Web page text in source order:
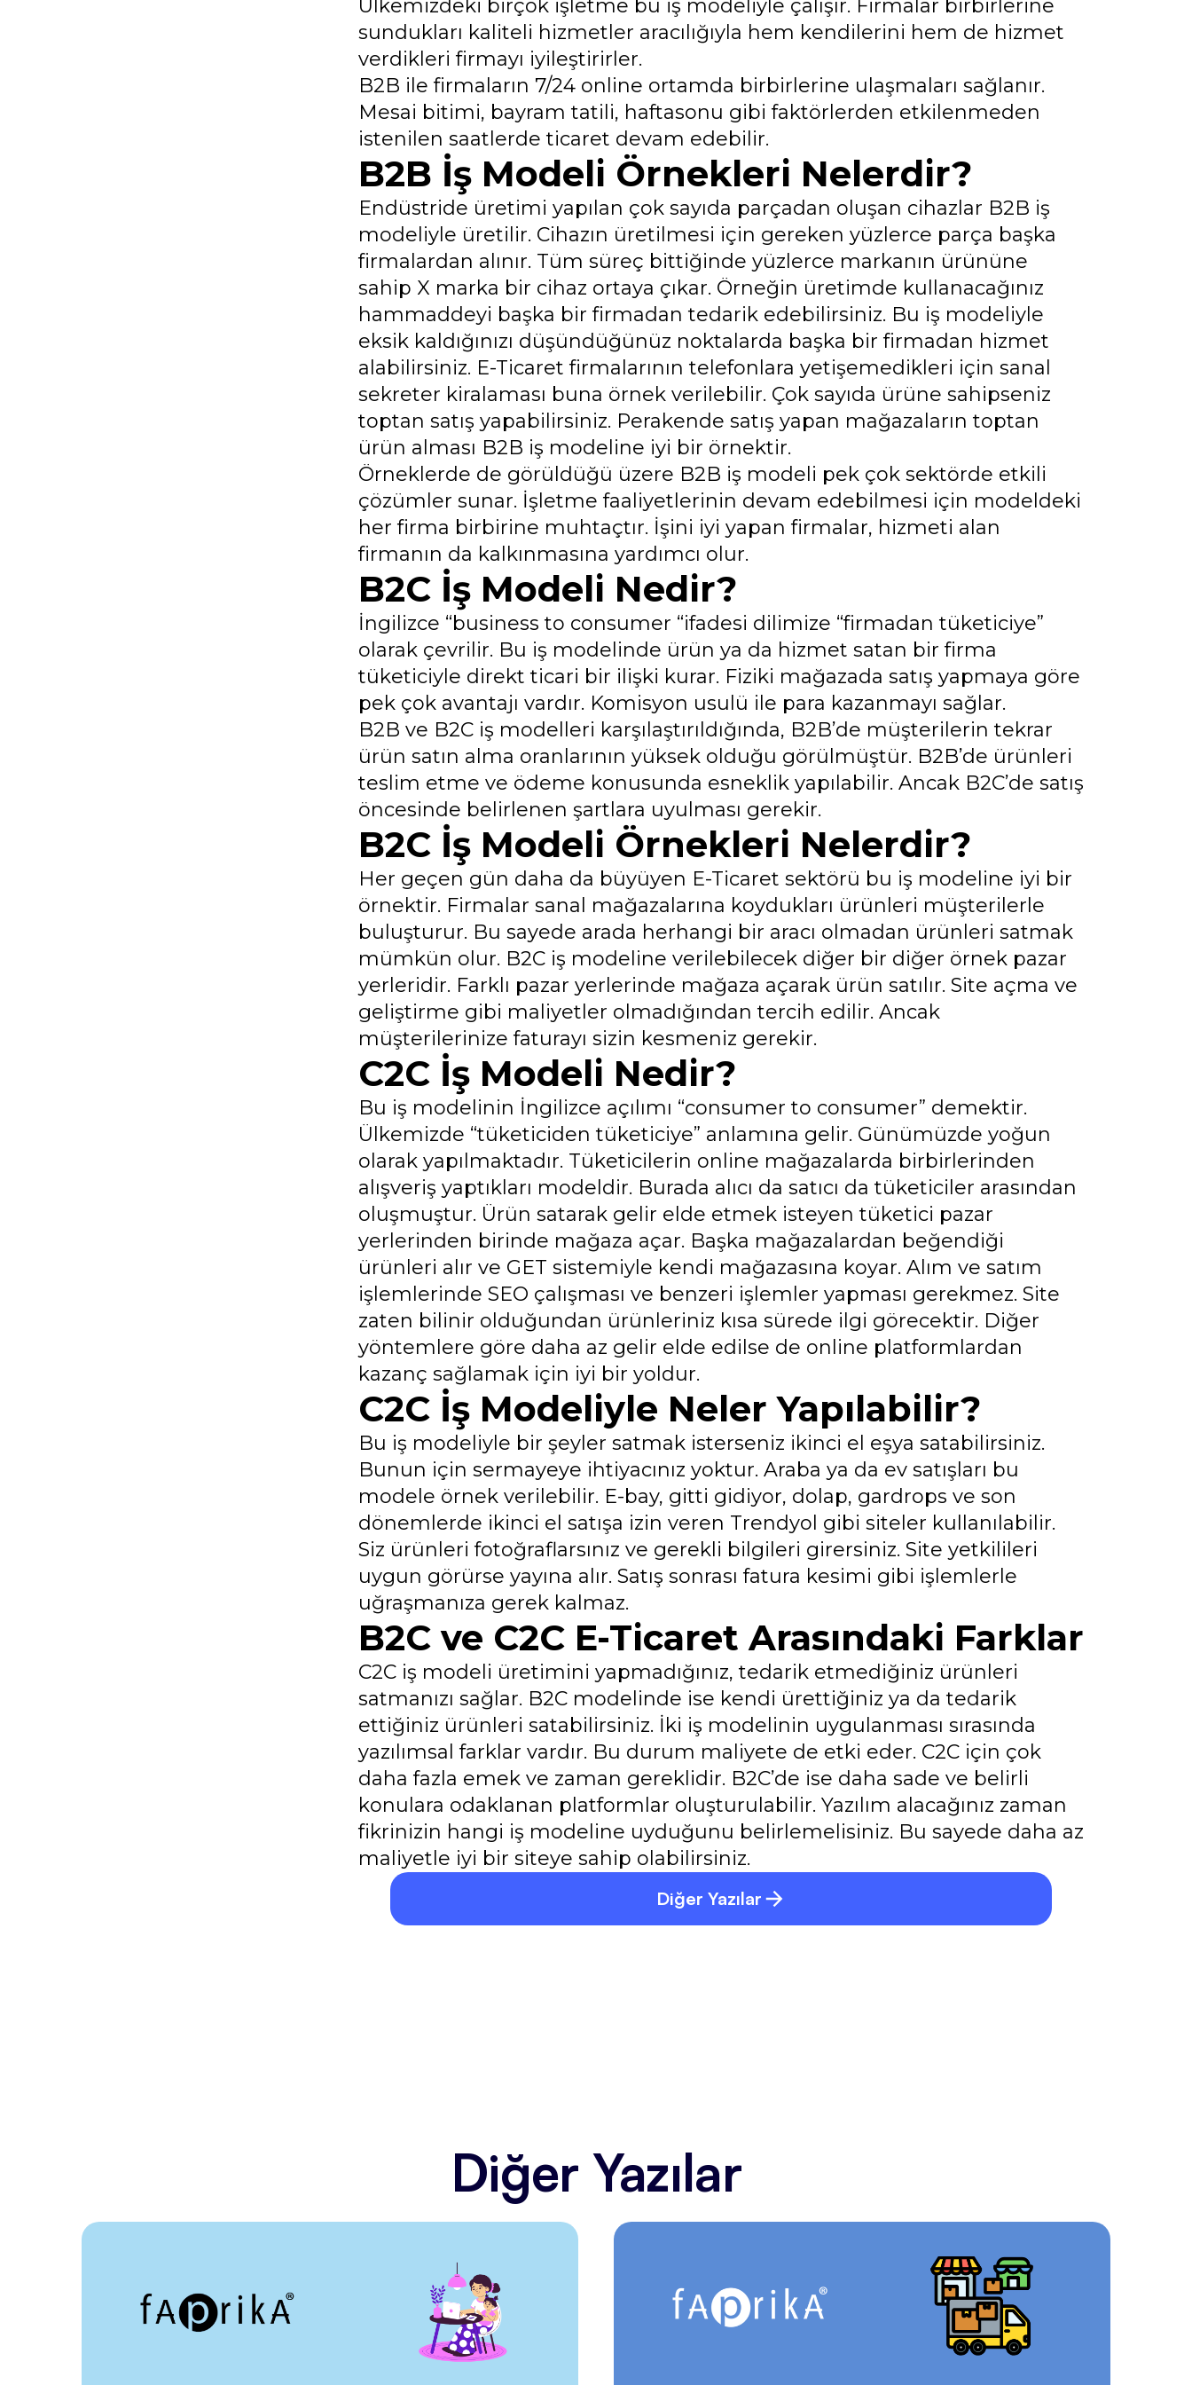
Ülkemizdeki birçok işletme bu iş modeliyle çalışır. Firmalar birbirlerine
sundukları kaliteli hizmetler aracılığıyla hem kendilerini hem de hizmet
verdikleri firmayı iyileştirirler.
B2B ile firmaların 7/24 online ortamda birbirlerine ulaşmaları sağlanır.
Mesai bitimi, bayram tatili, haftasonu gibi faktörlerden etkilenmeden
istenilen saatlerde ticaret devam edebilir.
B2B İş Modeli Örnekleri Nelerdir?
Endüstride üretimi yapılan çok sayıda parçadan oluşan cihazlar B2B iş
modeliyle üretilir. Cihazın üretilmesi için gereken yüzlerce parça başka
firmalardan alınır. Tüm süreç bittiğinde yüzlerce markanın ürününe
sahip X marka bir cihaz ortaya çıkar. Örneğin üretimde kullanacağınız
hammaddeyi başka bir firmadan tedarik edebilirsiniz. Bu iş modeliyle
eksik kaldığınızı düşündüğünüz noktalarda başka bir firmadan hizmet
alabilirsiniz. E-Ticaret firmalarının telefonlara yetişemedikleri için sanal
sekreter kiralaması buna örnek verilebilir. Çok sayıda ürüne sahipseniz
toptan satış yapabilirsiniz. Perakende satış yapan mağazaların toptan
ürün alması B2B iş modeline iyi bir örnektir.
Örneklerde de görüldüğü üzere B2B iş modeli pek çok sektörde etkili
çözümler sunar. İşletme faaliyetlerinin devam edebilmesi için modeldeki
her firma birbirine muhtaçtır. İşini iyi yapan firmalar, hizmeti alan
firmanın da kalkınmasına yardımcı olur.
B2C İş Modeli Nedir?
İngilizce “business to consumer “ifadesi dilimize “firmadan tüketiciye”
olarak çevrilir. Bu iş modelinde ürün ya da hizmet satan bir firma
tüketiciyle direkt ticari bir ilişki kurar. Fiziki mağazada satış yapmaya göre
pek çok avantajı vardır. Komisyon usulü ile para kazanmayı sağlar.
B2B ve B2C iş modelleri karşılaştırıldığında, B2B’de müşterilerin tekrar
ürün satın alma oranlarının yüksek olduğu görülmüştür. B2B’de ürünleri
teslim etme ve ödeme konusunda esneklik yapılabilir. Ancak B2C’de satış
öncesinde belirlenen şartlara uyulması gerekir.
B2C İş Modeli Örnekleri Nelerdir?
Her geçen gün daha da büyüyen E-Ticaret sektörü bu iş modeline iyi bir
örnektir. Firmalar sanal mağazalarına koydukları ürünleri müşterilerle
buluşturur. Bu sayede arada herhangi bir aracı olmadan ürünleri satmak
mümkün olur. B2C iş modeline verilebilecek diğer bir diğer örnek pazar
yerleridir. Farklı pazar yerlerinde mağaza açarak ürün satılır. Site açma ve
geliştirme gibi maliyetler olmadığından tercih edilir. Ancak
müşterilerinize faturayı sizin kesmeniz gerekir.
C2C İş Modeli Nedir?
Bu iş modelinin İngilizce açılımı “consumer to consumer” demektir.
Ülkemizde “tüketiciden tüketiciye” anlamına gelir. Günümüzde yoğun
olarak yapılmaktadır. Tüketicilerin online mağazalarda birbirlerinden
alışveriş yaptıkları modeldir. Burada alıcı da satıcı da tüketiciler arasından
oluşmuştur. Ürün satarak gelir elde etmek isteyen tüketici pazar
yerlerinden birinde mağaza açar. Başka mağazalardan beğendiği
ürünleri alır ve GET sistemiyle kendi mağazasına koyar. Alım ve satım
işlemlerinde SEO çalışması ve benzeri işlemler yapması gerekmez. Site
zaten bilinir olduğundan ürünleriniz kısa sürede ilgi görecektir. Diğer
yöntemlere göre daha az gelir elde edilse de online platformlardan
kazanç sağlamak için iyi bir yoldur.
C2C İş Modeliyle Neler Yapılabilir?
Bu iş modeliyle bir şeyler satmak isterseniz ikinci el eşya satabilirsiniz.
Bunun için sermayeye ihtiyacınız yoktur. Araba ya da ev satışları bu
modele örnek verilebilir. E-bay, gitti gidiyor, dolap, gardrops ve son
dönemlerde ikinci el satışa izin veren Trendyol gibi siteler kullanılabilir.
Siz ürünleri fotoğraflarsınız ve gerekli bilgileri girersiniz. Site yetkilileri
uygun görürse yayına alır. Satış sonrası fatura kesimi gibi işlemlerle
uğraşmanıza gerek kalmaz.
B2C ve C2C E-Ticaret Arasındaki Farklar
C2C iş modeli üretimini yapmadığınız, tedarik etmediğiniz ürünleri
satmanızı sağlar. B2C modelinde ise kendi ürettiğiniz ya da tedarik
ettiğiniz ürünleri satabilirsiniz. İki iş modelinin uygulanması sırasında
yazılımsal farklar vardır. Bu durum maliyete de etki eder. C2C için çok
daha fazla emek ve zaman gereklidir. B2C’de ise daha sade ve belirli
konulara odaklanan platformlar oluşturulabilir. Yazılım alacağınız zaman
fikrinizin hangi iş modeline uyduğunu belirlemelisiniz. Bu sayede daha az
maliyetle iyi bir siteye sahip olabilirsiniz.
Diğer Yazılar
Diğer Yazılar